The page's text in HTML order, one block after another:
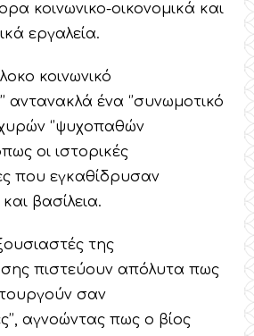
κοινωνικο-οικονομικά και
εργαλεία.
κοινωνικό
αντανακλά ένα ‘’συνωμοτικό
‘’ψυχοπαθών
οι ιστορικές
που εγκαθίδρυσαν
βασίλεια.
της
πιστεύουν απόλυτα πως
σαν
αγνοώντας πως ο βίος